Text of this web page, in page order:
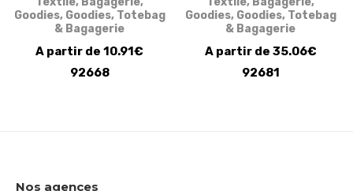
Goodies, Goodies, Totebag
& Bagagerie
A partir de 10.91€
92668
Goodies, Goodies, Totebag
& Bagagerie
A partir de 35.06€
92681
Nos agences